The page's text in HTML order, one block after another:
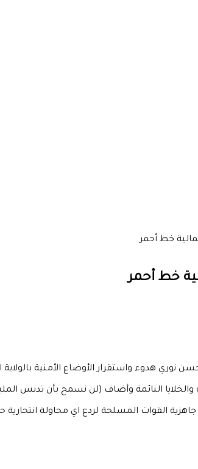
النائمة وأضاف (لن نسمح بأن تدنس
القوات المسلحة لردع اي محاولة انتحارية حدود